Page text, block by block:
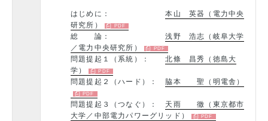
はじめに：本山 英器（電力中央
研究所）
総 論：浅野 浩志（岐阜大学
／電力中央研究所）
問題提起１（系統）：北條 昌秀（徳島大
学）
問題提起２（ハード）：
脇本 聖（明電舎）
問題提起３（つなぐ）： 天雨 徹（東京都市
大学／中部電力パワーグリッド）